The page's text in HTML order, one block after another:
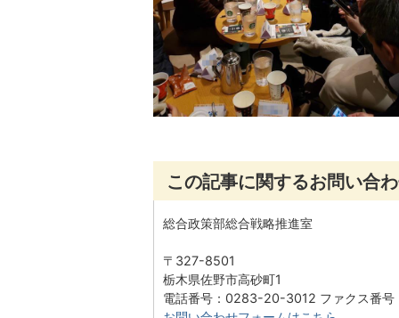
この記事に関するお問い合
総合政策部総合戦略推進室
〒327-8501
栃木県佐野市高砂町1
電話番号：0283-20-3012 ファクス番